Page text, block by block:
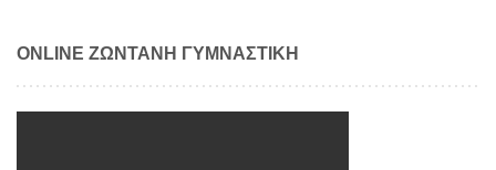
ONLINE ΖΩΝΤΑΝΗ ΓΥΜΝΑΣΤΙΚΗ